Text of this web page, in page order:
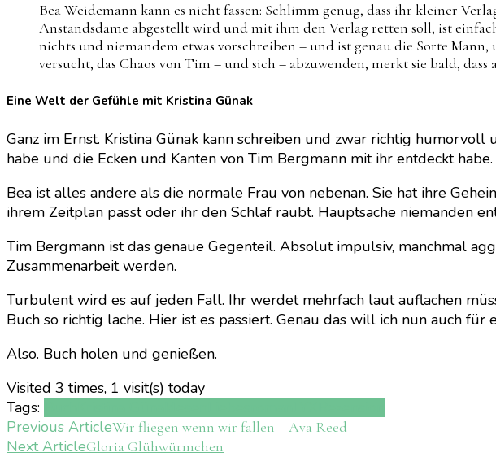
schon,
wie
man
Liebe
Kristina
Günak
Bea Weidemann kann es nicht fassen: Schlimm genug, dass ihr kleiner
Anstandsdame abgestellt wird und mit ihm den Verlag retten soll, ist
nichts und niemandem etwas vorschreiben – und ist genau die Sorte
versucht, das Chaos von Tim – und sich – abzuwenden, merkt sie bald,
Eine Welt der Gefühle mit Kristina Günak
Ganz im Ernst. Kristina Günak kann schreiben und zwar richtig
habe und die Ecken und Kanten von Tim Bergmann mit ihr entdeckt habe.
Bea ist alles andere als die normale Frau von nebenan. Sie hat ihre
ihrem Zeitplan passt oder ihr den Schlaf raubt. Hauptsache niemanden
Tim Bergmann ist das genaue Gegenteil. Absolut impulsiv, manchmal
Zusammenarbeit werden.
Turbulent wird es auf jeden Fall. Ihr werdet mehrfach laut auflachen
Buch so richtig lache. Hier ist es passiert. Genau das will ich nun auch für
Also. Buch holen und genießen.
Visited 3 times, 1 visit(s) today
Tags:
Post
Previous ArticleWir fliegen wenn wir fallen – Ava Reed
Next ArticleGloria Glühwürmchen